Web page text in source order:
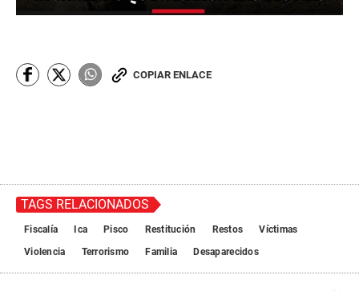
COPIAR ENLACE
TAGS RELACIONADOS
Fiscalía Ica Pisco Restitución Restos
Víctimas
Violencia
Terrorismo Familia Desaparecidos